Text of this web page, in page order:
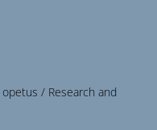
/ Research and